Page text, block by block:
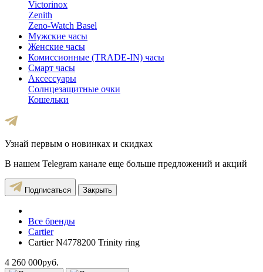
Victorinox
Zenith
Zeno-Watch Basel
Мужские часы
Женские часы
Комиссионные (TRADE-IN) часы
Смарт часы
Аксессуары
Солнцезащитные очки
Кошельки
Узнай первым о новинках и скидках
В нашем Telegram канале еще больше предложений и акций
Подписаться Закрыть
Все бренды
Cartier
Cartier N4778200 Trinity ring
4 260 000руб.